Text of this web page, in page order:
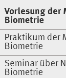
Vorlesung der
Biometrie
Praktikum der
Biometrie
Seminar über
Biometrie